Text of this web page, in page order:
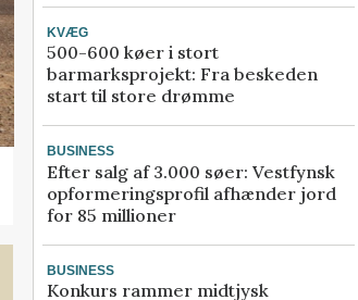
KVÆG
500-600 køer i stort
barmarksprojekt: Fra beskeden
start til store drømme
BUSINESS
Efter salg af 3.000 søer: Vestfynsk
opformeringsprofil afhænder jord
for 85 millioner
BUSINESS
Konkurs rammer midtjysk